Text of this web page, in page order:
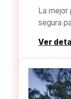
La mejor
segura
Ver